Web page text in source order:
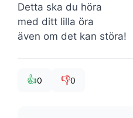
Detta ska du höra
med ditt lilla öra
även om det kan störa!
👍0 👎0